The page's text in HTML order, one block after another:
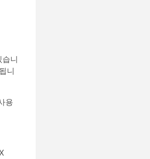
니
니
용